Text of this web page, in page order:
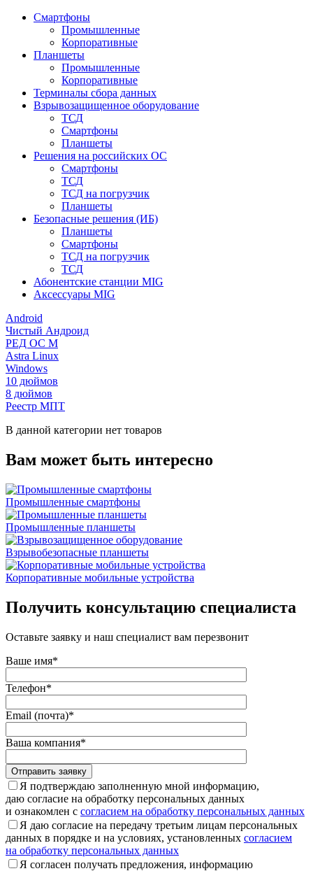
Смартфоны
Промышленные
Корпоративные
Планшеты
Промышленные
Корпоративные
Терминалы сбора данных
Взрывозащищенное оборудование
ТСД
Смартфоны
Планшеты
Решения на российских ОС
Смартфоны
ТСД
ТСД на погрузчик
Планшеты
Безопасные решения (ИБ)
Планшеты
Смартфоны
ТСД на погрузчик
ТСД
Абонентские станции MIG
Аксессуары MIG
Android
Чистый Андроид
РЕД ОС М
Astra Linux
Windows
10 дюймов
8 дюймов
Реестр МПТ
В данной категории нет товаров
Вам может быть интересно
Промышленные смартфоны
Промышленные планшеты
Взрывобезопасные планшеты
Корпоративные мобильные устройства
Получить консультацию специалиста
Оставьте заявку и наш специалист вам перезвонит
Ваше имя*
Телефон*
Email (почта)*
Ваша компания*
Отправить заявку
Я подтверждаю заполненную мной информацию,
даю согласие на обработку персональных данных
и ознакомлен с согласием на обработку персональных данных
Я даю согласие на передачу третьим лицам персональных
данных в порядке и на условиях, установленных согласием
на обработку персональных данных
Я согласен получать предложения, информацию